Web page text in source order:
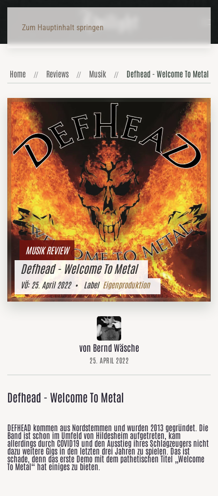
Zum Hauptinhalt springen
Home Reviews Musik Defhead - Welcome To Metal
MUSIK REVIEW
Defhead - Welcome To Metal
VÖ:25. April 2022• Label Eigenproduktion
von Bernd Wäsche
25. APRIL 2022
Defhead - Welcome To Metal
DEFHEAD kommen aus Nordstemmen und wurden 2013 gegründet. Die
Band ist schon im Umfeld von Hildesheim aufgetreten, kam
allerdings durch COVID19 und den Ausstieg ihres Schlagzeugers nicht
dazu weitere Gigs in den letzten drei Jahren zu spielen. Das ist
schade, denn das erste Demo mit dem pathetischen Titel „Welcome
To Metal“ hat einiges zu bieten.